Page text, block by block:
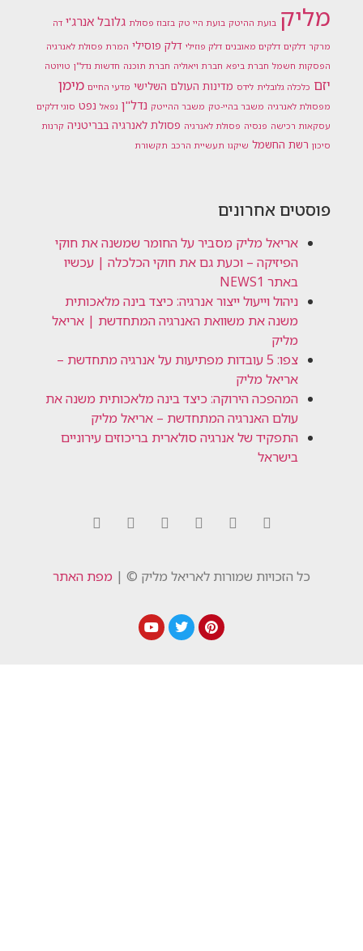
מליק בועת ההיטק בועת היי טק בזבוז פסולת גלובל אנרג'י דה
דלקים דלקים מאובנים דלק פוזילי דלק פוסילי המרת פסולת לאנרגיה
הפסקות חשמל חברת ביפא חברת ויאוליה חברת תוכנה חדשות נדל"ן טויוטה
כלכלה גלובלית לידס מדינות העולם השלישי מדעי החיים מימן
מפסולת לאנרגיה משבר בהיי-טק משבר ההייטק נדל"ן נפאל נפט
סוגי דלקים
עסקאות רכישה
פנסיה פסולת לאנרגיה פסולת לאנרגיה בבריטניה קרנות
רשת החשמל שיקגו תעשיית הרכב תקשורת
פוסטים אחרונים
אריאל מליק מסביר על החומר שמשנה את חוקי
הפיזיקה – וכעת גם את חוקי הכלכלה | עכשיו
באתר NEWS1
ניהול וייעול ייצור אנרגיה: כיצד בינה מלאכותית
משנה את משוואת האנרגיה המתחדשת | אריאל
מליק
צפו: 5 עובדות מפתיעות על אנרגיה מתחדשת –
אריאל מליק
המהפכה הירוקה: כיצד בינה מלאכותית משנה את
עולם האנרגיה המתחדשת – אריאל מליק
התפקיד של אנרגיה סולארית בריכוזים עירוניים
בישראל
כל הזכויות שמורות לאריאל מליק © | מפת האתר